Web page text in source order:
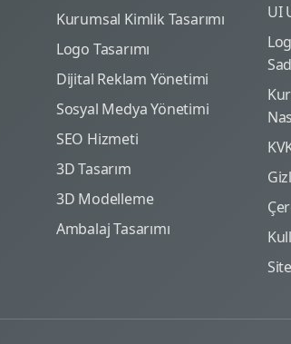
Kurumsal Kimlik Tasarımı
Logo Tasarımı
Dijital Reklam Yönetimi
Sosyal Medya Yönetimi
SEO Hizmeti
3D Tasarım
3D Modelleme
Ambalaj Tasarımı
UI